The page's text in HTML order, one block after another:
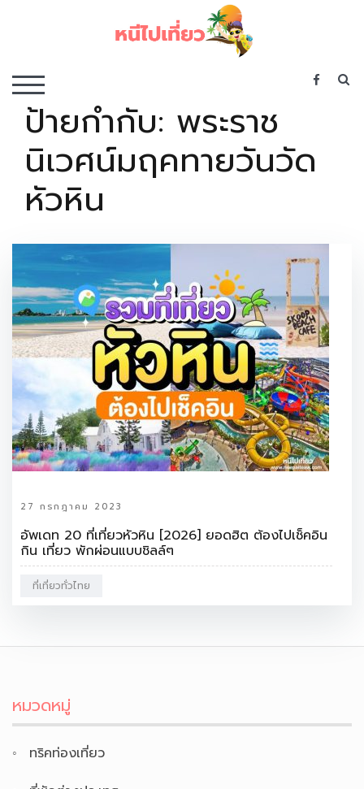
TOGGLE MOBILE MENU
ป้ายกำกับ: พระราช
นิเวศน์มฤคทายวันวัด
หัวหิน
27 กรกฎาคม 2023
อัพเดท 20 ที่เที่ยวหัวหิน [2026] ยอดฮิต ต้องไปเช็คอิน
กิน เที่ยว พักผ่อนแบบชิลล์ๆ
ที่เที่ยวทั่วไทย
หมวดหมู่
ทริคท่องเที่ยว